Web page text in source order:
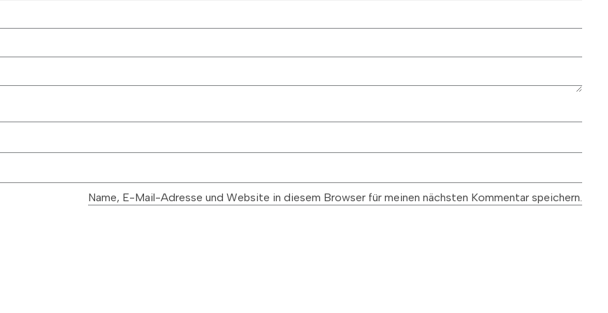
Name, E-Mail-Adresse und Website in diesem Browser für meinen nächsten Kommentar speichern.